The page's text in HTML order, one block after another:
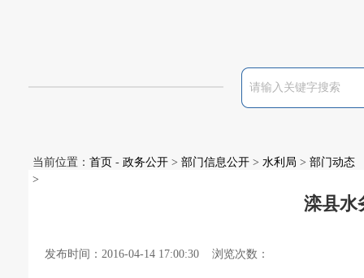
当前位置： 首页 - 政务公开 > 部门信息公开 > 水利局 > 部门动态
>
滦县水
发布时间：2016-04-14 17:00:30 浏览次数：